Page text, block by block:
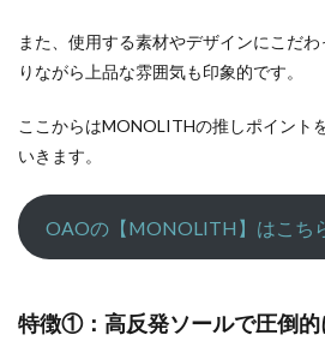
また、使用する素材やデザインにこだ
りながら上品な雰囲気も印象的です。
ここからはMONOLITHの推しポイント
いきます。
OAOの【MONOLITH】はこち
特徴①：高反発ソールで圧倒的